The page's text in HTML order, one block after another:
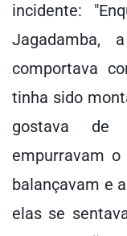
incidente:
Jagadamba,
comportava
tinha sido
gostava de
empurravam
balançavam e
elas se